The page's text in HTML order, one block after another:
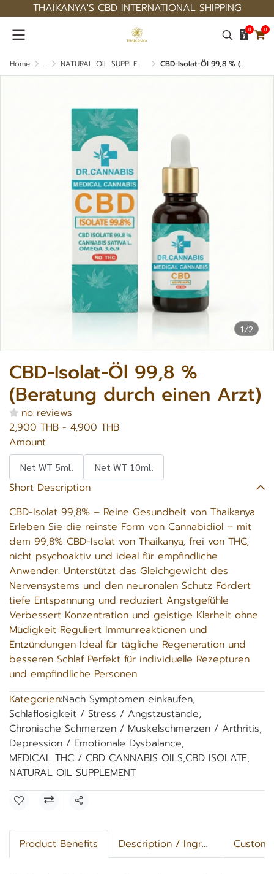
THAIKANYA'S CBD INTERNATIONAL SHIPPING
0 0
Home ... NATURAL OIL SUPPLEMENT CBD-Isolat-Öl 99,8 % (Beratung durch einen Arzt)
1/2
CBD-Isolat-Öl 99,8 %
(Beratung durch einen Arzt)
no reviews
2,900 THB - 4,900 THB
Amount
Net WT 5ml. Net WT 10ml.
Short Description
CBD-Isolat 99,8% – Reine Gesundheit von Thaikanya
Erleben Sie die reinste Form von Cannabidiol – mit
dem 99,8% CBD-Isolat von Thaikanya, frei von THC,
nicht psychoaktiv und ideal für empfindliche
Anwender. Unterstützt das Gleichgewicht des
Nervensystems und den neuronalen Schutz Fördert
tiefe Entspannung und reduziert Angstgefühle
Verbessert Konzentration und geistige Klarheit ohne
Müdigkeit Reguliert Immunreaktionen und
Entzündungen Ideal für tägliche Regeneration und
besseren Schlaf Perfekt für individuelle Rezepturen
und empfindliche Personen
Kategorien:Nach Symptomen einkaufen,
Schlaflosigkeit / Stress / Angstzustände,
Chronische Schmerzen / Muskelschmerzen / Arthritis,
Depression / Emotionale Dysbalance,
MEDICAL THC / CBD CANNABIS OILS,CBD ISOLATE,
NATURAL OIL SUPPLEMENT
Teilen
Product Benefits Description / Ingredients